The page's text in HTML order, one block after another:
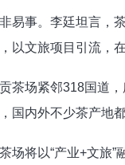
易事。李廷坦言，
以文旅项目引流，
茶场紧邻318国道
国内外不少茶产地
场将以“产业+文旅